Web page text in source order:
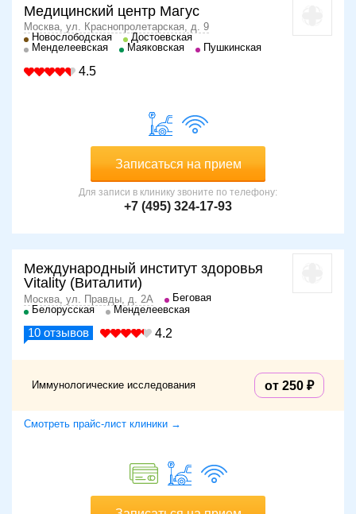
Медицинский центр Магус
Москва, ул. Краснопролетарская, д. 9
Новослободская
Достоевская
Менделеевская
Маяковская Пушкинская
4.5
Записаться на прием
Для записи в клинику звоните по телефону:
+7 (495) 324-17-93
Международный институт здоровья
Vitality (Виталити)
Москва, ул. Правды, д. 2А
Беговая
Белорусская
Менделеевская
10 отзывов 4.2
Иммунологические исследования от 250
Смотреть прайс-лист клиники →